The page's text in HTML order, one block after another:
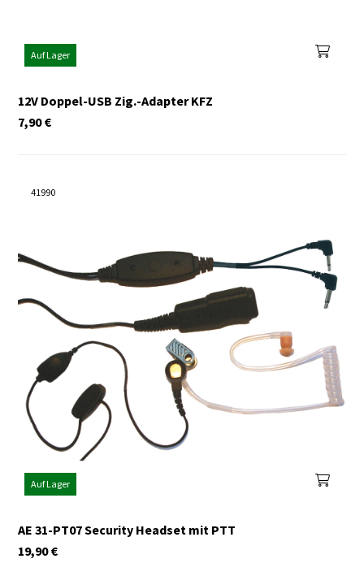
Auf Lager
12V Doppel-USB Zig.-Adapter KFZ
€
7,90
41990
Auf Lager
AE 31-PT07 Security Headset mit PTT
€
19,90